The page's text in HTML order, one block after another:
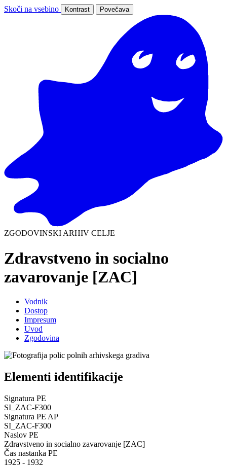
Skoči na vsebino Kontrast Povečava
ZGODOVINSKI ARHIV CELJE
Zdravstveno in socialno
zavarovanje [ZAC]
Vodnik
Dostop
Impresum
Uvod
Zgodovina
Elementi identifikacije
Signatura PE
SI_ZAC-F300
Signatura PE AP
SI_ZAC-F300
Naslov PE
Zdravstveno in socialno zavarovanje [ZAC]
Čas nastanka PE
1925 - 1932